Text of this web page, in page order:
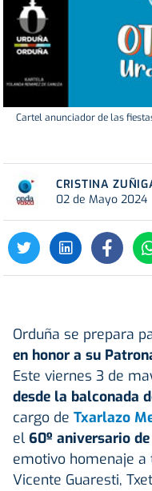
Cartel anunciador de las
CRISTINA
02 de Mayo 2024
Orduña se prepara
en honor a su
Este viernes 3 de
desde la balconada
cargo de Txarlazo
el 60º aniversario
emotivo homenaje a
Vicente Guaresti,